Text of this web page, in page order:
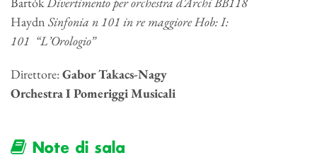
HaydnSinfonia n 101 in re maggiore Hob: I:
101 “L’Orologio”
Direttore:Gabor Takacs-Nagy
Orchestra I Pomeriggi Musicali
Note di sala